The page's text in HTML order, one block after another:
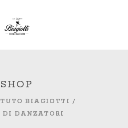
SHOP
BIAGIOTTI /
DI DANZATORI